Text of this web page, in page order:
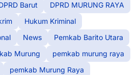
Barut
DPRD MURUNG RAYA
Hukum Kriminal
News
Pemkab Barito Utara
Murung
pemkab murung raya
pemkab Murung Raya